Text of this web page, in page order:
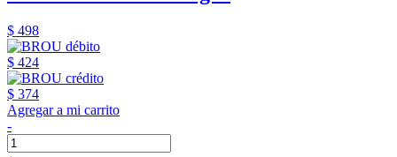
$ 498
$ 424
$ 374
Agregar a mi carrito
-